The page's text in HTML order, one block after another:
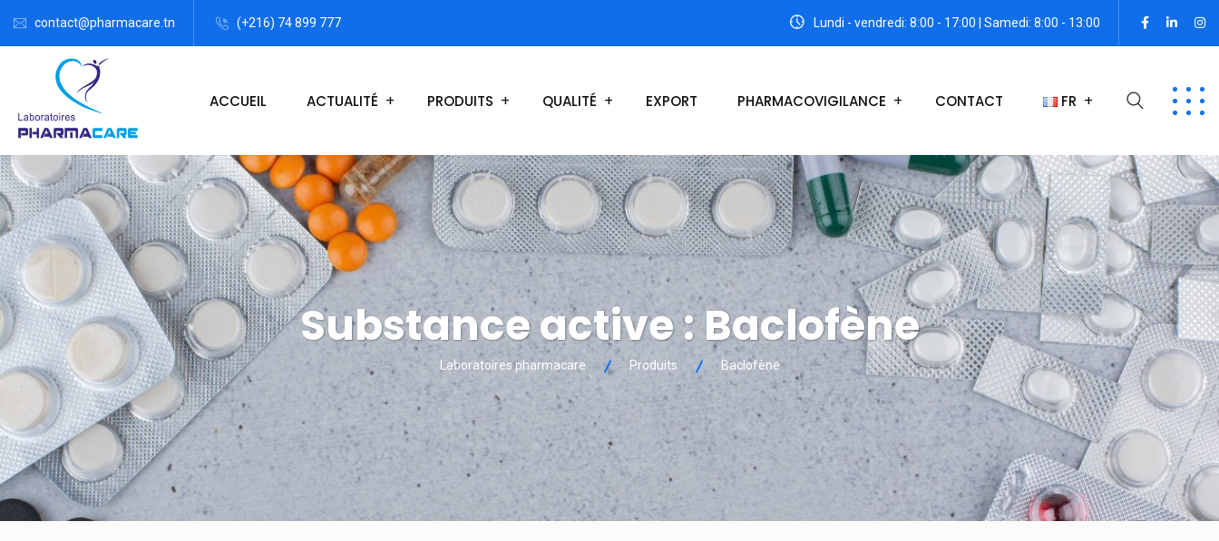
contact@pharmacare.tn (+216) 74 899 777 Lundi - vendredi: 8:00 - 17:00 | Samedi: 8:00 - 13:00
ACCUEIL ACTUALITÉ PRODUITS QUALITÉ EXPORT PHARMACOVIGILANCE CONTACT FR
Substance active :Baclofène
Laboratoires pharmacare Produits Baclofène